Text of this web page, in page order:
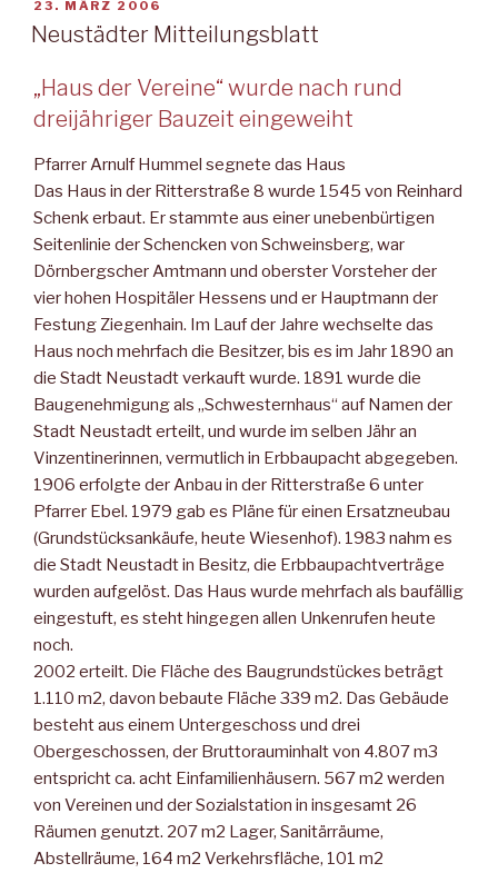
VERÖFFENTLICHT
AM
23. MÄRZ 2006
Neustädter Mitteilungsblatt
„Haus der Vereine“ wurde nach rund
dreijähriger Bauzeit eingeweiht
Pfarrer Arnulf Hummel segnete das Haus
Das Haus in der Ritterstraße 8 wurde 1545 von Reinhard
Schenk erbaut. Er stammte aus einer unebenbürtigen
Seitenlinie der Schencken von Schweinsberg, war
Dörnbergscher Amtmann und oberster Vorsteher der
vier hohen Hospitäler Hessens und er Hauptmann der
Festung Ziegenhain. Im Lauf der Jahre wechselte das
Haus noch mehrfach die Besitzer, bis es im Jahr 1890 an
die Stadt Neustadt verkauft wurde. 1891 wurde die
Baugenehmigung als „Schwesternhaus“ auf Namen der
Stadt Neustadt erteilt, und wurde im selben Jähr an
Vinzentinerinnen, vermutlich in Erbbaupacht abgegeben.
1906 erfolgte der Anbau in der Ritterstraße 6 unter
Pfarrer Ebel. 1979 gab es Pläne für einen Ersatzneubau
(Grundstücksankäufe, heute Wiesenhof). 1983 nahm es
die Stadt Neustadt in Besitz, die Erbbaupachtverträge
wurden aufgelöst. Das Haus wurde mehrfach als baufällig
eingestuft, es steht hingegen allen Unkenrufen heute
noch.
2002 erteilt. Die Fläche des Baugrundstückes beträgt
1.110 m2, davon bebaute Fläche 339 m2. Das Gebäude
besteht aus einem Untergeschoss und drei
Obergeschossen, der Bruttorauminhalt von 4.807 m3
entspricht ca. acht Einfamilienhäusern. 567 m2 werden
von Vereinen und der Sozialstation in insgesamt 26
Räumen genutzt. 207 m2 Lager, Sanitärräume,
Abstellräume, 164 m2 Verkehrsfläche, 101 m2